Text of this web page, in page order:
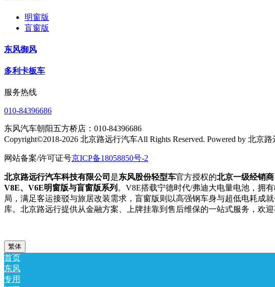
明窗版
盲窗版
东风御风
多利卡板车
服务热线
010-84396686
东风汽车朝阳五方桥店：010-84396686
Copyright©2018-2026 北京路远行汽车All Rights Reserved. Powered by 北京
网站备案/许可证号京ICP备18058850号-2
北京路远行汽车科技有限公司 是东风股份轻型车官方授权的北京一级经销商
V8E、V6E明窗版与盲窗版系列 。V8E搭载宁德时代/弗迪大电量电池，拥
局，满足客运接驳与旅居改装需求，盲窗版则以高强钢车身与超低电耗成
库。北京路远行提供从金融方案、上牌挂靠到售后维保的一站式服务，欢
繁体
首页
东风
专用